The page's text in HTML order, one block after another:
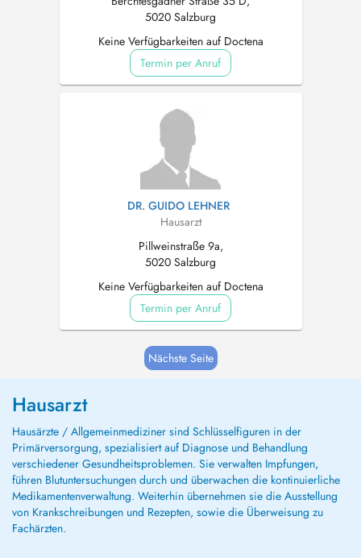
5020 Salzburg
Keine Verfügbarkeiten auf Doctena
Termin per Anruf
DR. GUIDO LEHNER
Hausarzt
Pillweinstraße 9a,
5020 Salzburg
Keine Verfügbarkeiten auf Doctena
Termin per Anruf
Nächste Seite
Hausarzt
Hausärzte / Allgemeinmediziner sind Schlüsselfiguren in der
Primärversorgung, spezialisiert auf Diagnose und Behandlung
verschiedener Gesundheitsproblemen. Sie verwalten Impfungen,
führen Blutuntersuchungen durch und überwachen die kontinuierliche
Medikamentenverwaltung. Weiterhin übernehmen sie die Ausstellung
von Krankschreibungen und Rezepten, sowie die Überweisung zu
Fachärzten.